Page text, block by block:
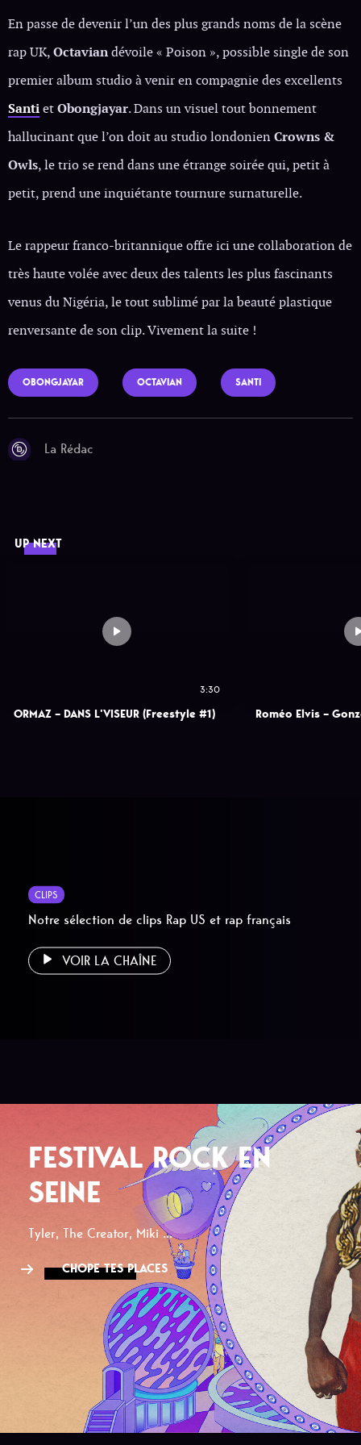
En passe de devenir l’un des plus grands noms de la scène
rap UK,Octaviandévoile « Poison », possible single de son
premier album studio à venir en compagnie des excellents
SantietObongjayar. Dans un visuel tout bonnement
hallucinant que l’on doit au studio londonienCrowns &
Owls, le trio se rend dans une étrange soirée qui, petit à
petit, prend une inquiétante tournure surnaturelle.
Le rappeur franco-britannique offre ici une collaboration de
très haute volée avec deux des talents les plus fascinants
venus du Nigéria, le tout sublimé par la beauté plastique
renversante de son clip. Vivement la suite !
OBONGJAYAR OCTAVIAN SANTI
La Rédac
UP NEXT
3:30
ORMAZ – DANS L’VISEUR (Freestyle #1) Roméo Elvis –
CLIPS
Notre sélection de clips Rap US et rap français
VOIR LA CHAÎNE
FESTIVAL ROCK EN
SEINE
Tyler, The Creator, Miki ...
CHOPE TES PLACES